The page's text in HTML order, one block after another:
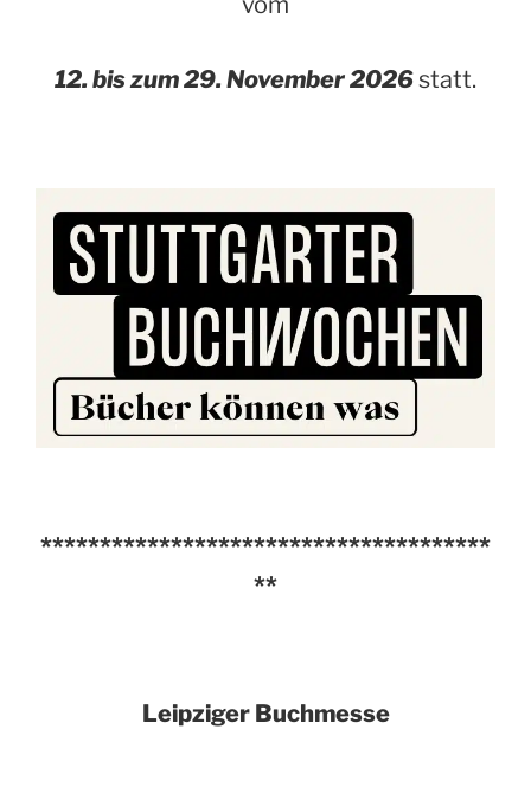
12. bis zum 29. November 2026statt.
**************************************
**
Leipziger Buchmesse